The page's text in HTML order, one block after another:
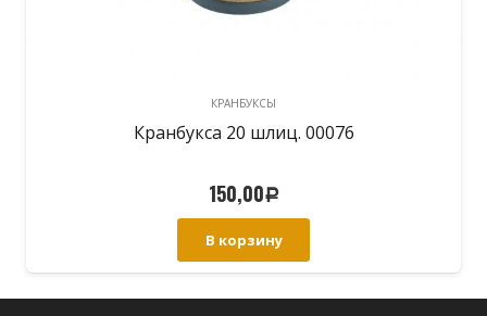
КРАНБУКСЫ
Кранбукса 20 шлиц. 00076
150,00Р
В корзину